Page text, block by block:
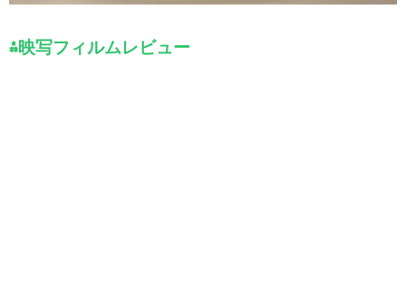
⁂映写フィルムレビュー